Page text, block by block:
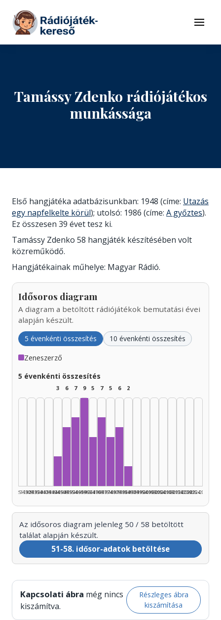
Tovább a tartalomhoz
Menü
Tamássy Zdenko rádiójátékos
munkássága
Első hangjátéka adatbázisunkban: 1948 (címe: Utazás
egy napfelkelte körül); utolsó: 1986 (címe: A győztes).
Ez összesen 39 évet tesz ki.
Tamássy Zdenko 58 hangjáték készítésében volt
közreműködő.
Hangjátékainak műhelye: Magyar Rádió.
Idősoros diagram
A diagram a betöltött rádiójátékok bemutatási évei
alapján készült.
5 évenkénti összesítés 10 évenkénti összesítés
Zeneszerző
5 évenkénti összesítés
1925–1929
1930–1934
1935–1939
1940–1944
3
1945–1949
6
1950–1954
7
1955–1959
9
1960–1964
5
Zeneszerző, 1965–1969: 5
1965–1969
7
1970–1974
5
Zeneszerző, 1975–1979: 5
1975–1979
6
1980–1984
2
1985–1989
1990–1994
1995–1999
2000–2004
2005–2009
2010–2014
2015–2019
2020–2024
2025–2026
Az idősoros diagram jelenleg 50 / 58 betöltött
találat alapján készült.
51-58. idősor-adatok betöltése
Kapcsolati ábra még nincs
kiszámítva.
Részleges ábra
kiszámítása